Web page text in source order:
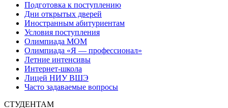
Подготовка к поступлению
Дни открытых дверей
Иностранным абитуриентам
Условия поступления
Олимпиада МОМ
Олимпиада «Я — профессионал»
Летние интенсивы
Интернет-школа
Лицей НИУ ВШЭ
Часто задаваемые вопросы
СТУДЕНТАМ